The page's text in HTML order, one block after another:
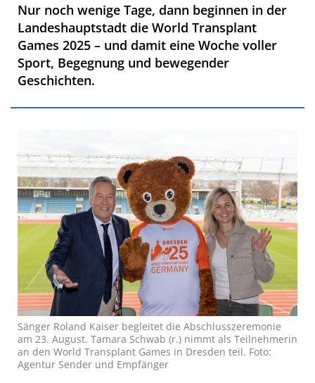
Nur noch wenige Tage, dann beginnen in der
Landeshauptstadt die World Transplant
Games 2025 – und damit eine Woche voller
Sport, Begegnung und bewegender
Geschichten.
Sänger Roland Kaiser begleitet die Abschlusszeremonie
am 23. August. Tamara Schwab (r.) nimmt als Teilnehmerin
an den World Transplant Games in Dresden teil. Foto:
Agentur Sender und Empfänger